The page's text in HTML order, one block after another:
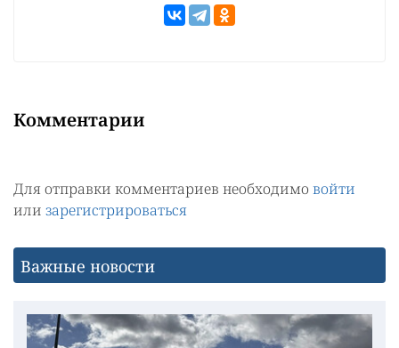
Комментарии
Для отправки комментариев необходимо войти
или зарегистрироваться
Важные новости